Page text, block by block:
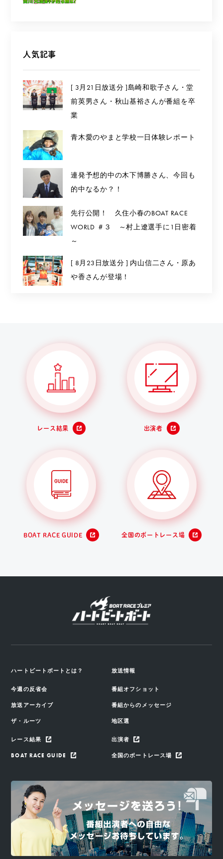
人気記事
[ 3月21日放送分 ]島崎和歌子さん・堂
前英男さん・秋山基裕さんが番組を卒
業
青木愛のやまと学校一日体験レポート
連発予想的中の木下博勝さん、今回も
的中なるか？！
先行公開！ 久住小春のBOAT RACE
WORLD ＃３ ～村上遼選手に1日密着
～
[ 8月23日放送分 ] 内山信二さん・原あ
や香さんが登場！
レース結果 出演者
BOAT RACE GUIDE 全国のボートレース場
ハートビートボートとは？ 放送情報
今週の反省会 番組オフショット
放送アーカイブ 番組からのメッセージ
ザ・ルーツ 地区選
レース結果 出演者
BOAT RACE GUIDE 全国のボートレース場